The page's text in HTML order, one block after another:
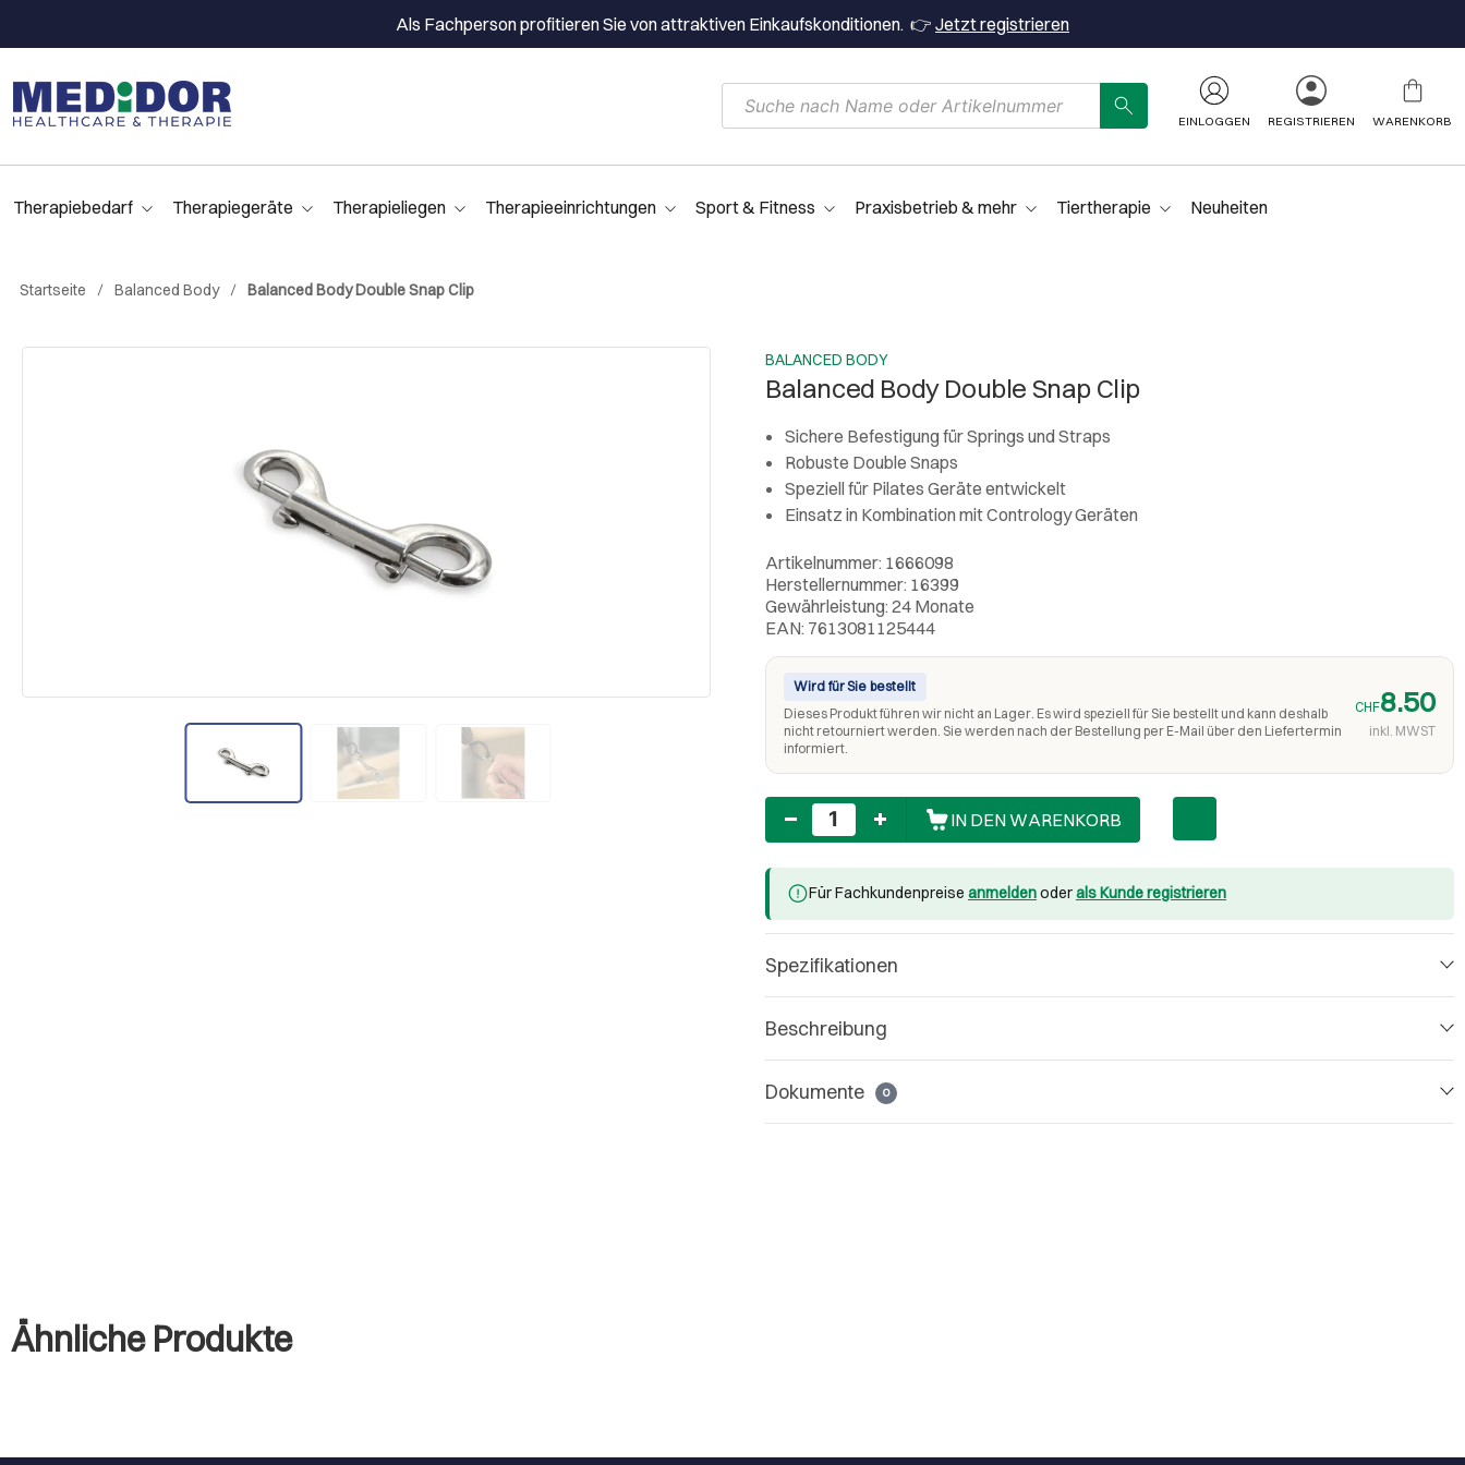
Als Fachperson profitieren Sie von attraktiven Einkaufskonditionen. 👉 Jetzt registrieren
EINLOGGEN REGISTRIEREN WARENKORB
Therapiebedarf Therapiegeräte Therapieliegen Therapieeinrichtungen Sport & Fitness Praxisbetrieb & mehr Tiertherapie Neuheiten
Startseite Balanced Body Balanced Body Double Snap Clip
BALANCED BODY
Balanced Body Double Snap Clip
Sichere Befestigung für Springs und Straps
Robuste Double Snaps
Speziell für Pilates Geräte entwickelt
Einsatz in Kombination mit Contrology Geräten
Artikelnummer: 1666098
Herstellernummer: 16399
Gewährleistung: 24 Monate
EAN: 7613081125444
Wird für Sie bestellt
Dieses Produkt führen wir nicht an Lager. Es wird speziell für Sie bestellt und kann deshalb
nicht retourniert werden. Sie werden nach der Bestellung per E-Mail über den Liefertermin
informiert.
CHF8.50
inkl. MWST
Anzahl
IN DEN WARENKORB
Für Fachkundenpreise anmeldenoderals Kunde registrieren
Spezifikationen
Beschreibung
Dokumente 0
Ähnliche Produkte